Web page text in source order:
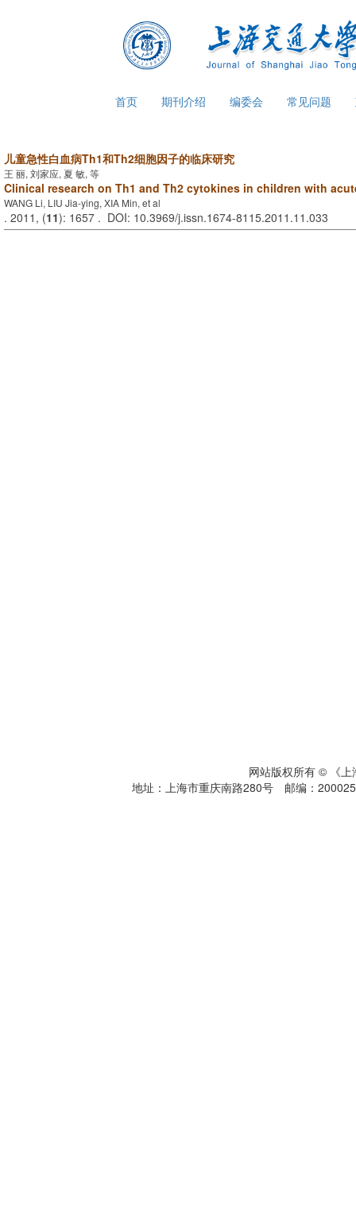
首页 期刊介绍 编委会 常见问题
儿童急性白血病Th1和Th2细胞因子的临床研究
王 丽, 刘家应, 夏 敏, 等
Clinical research on Th1 and Th2 cytokines in children with
WANG Li, LIU Jia-ying, XIA Min, et al
. 2011, (11): 1657 . DOI: 10.3969/j.issn.1674-8115.2011.11.033
网站版权所有 © 《
地址：上海市重庆南路280号 邮编：